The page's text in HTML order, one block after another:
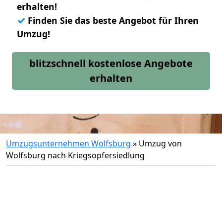
erhalten!
✓ Finden Sie das beste Angebot für Ihren
Umzug!
blitzschnell kostenlose Angebote
erhalten
Umzugsunternehmen Wolfsburg » Umzug von
Wolfsburg nach Kriegsopfersiedlung